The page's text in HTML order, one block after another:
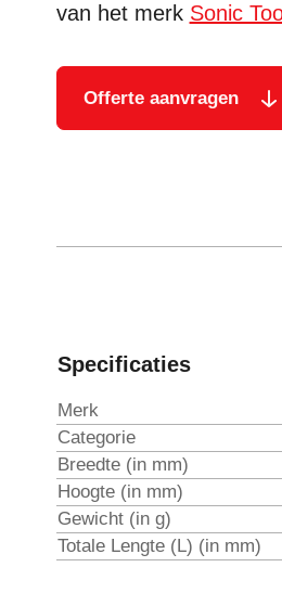
van het merk Sonic
Offerte aanvragen
Specificaties
Merk
Categorie
Breedte (in mm)
Hoogte (in mm)
Gewicht (in g)
Totale Lengte (L) (in mm)